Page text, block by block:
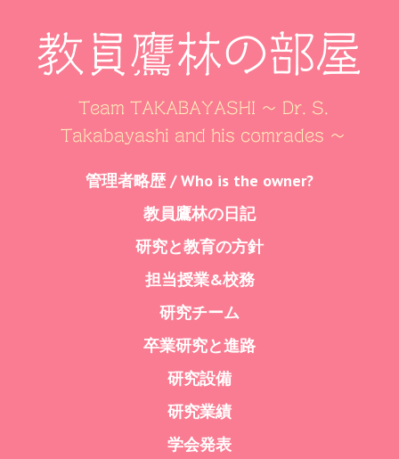
教員鷹林の部屋
Team TAKABAYASHI ～ Dr. S.
Takabayashi and his comrades ～
管理者略歴 / Who is the owner?
教員鷹林の日記
研究と教育の方針
担当授業&校務
研究チーム
卒業研究と進路
研究設備
研究業績
学会発表